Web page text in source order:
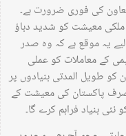
کی فوری ضرورت ہے۔
ملکی معیشت کو شدید دباؤ
یہ موقع ہے کہ وہ صدر
کے معاملات کو عملی
طویل المدتی بنیادوں پر
صرف پاکستان کی معیشت کے
بنیاد فراہم کرے گا۔